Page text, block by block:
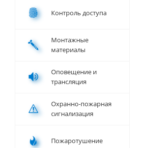
Контроль доступа
Монтажные
материалы
Оповещение и
трансляция
Охранно-пожарная
сигнализация
Пожаротушение